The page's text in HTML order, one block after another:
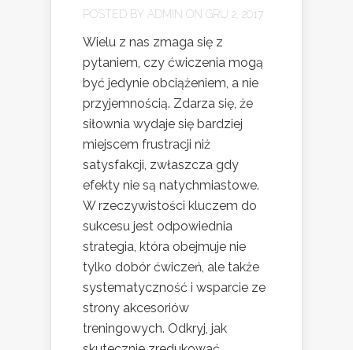
POSTED BY ADMIN ON GRU 2, 2017
Wielu z nas zmaga się z
pytaniem, czy ćwiczenia mogą
być jedynie obciążeniem, a nie
przyjemnością. Zdarza się, że
siłownia wydaje się bardziej
miejscem frustracji niż
satysfakcji, zwłaszcza gdy
efekty nie są natychmiastowe.
W rzeczywistości kluczem do
sukcesu jest odpowiednia
strategia, która obejmuje nie
tylko dobór ćwiczeń, ale także
systematyczność i wsparcie ze
strony akcesoriów
treningowych. Odkryj, jak